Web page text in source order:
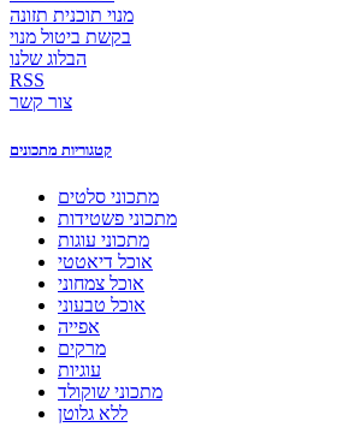
מנוי תוכנית תזונה
בקשת ביטול מנוי
הבלוג שלנו
RSS
צור קשר
קטגוריות מתכונים
מתכוני סלטים
מתכוני פשטידות
מתכוני עוגות
אוכל דיאטטי
אוכל צמחוני
אוכל טבעוני
אפייה
מרקים
עוגיות
מתכוני שוקולד
ללא גלוטן